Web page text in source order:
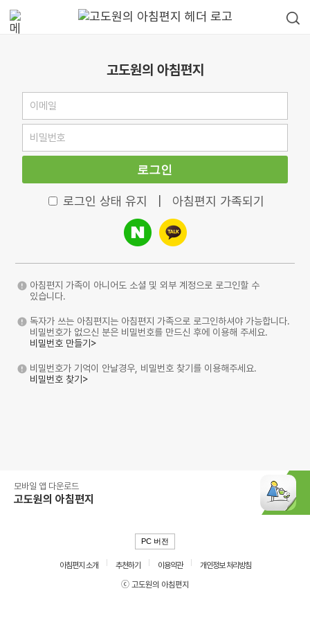
고도원의 아침편지
로그인
로그인 상태 유지 아침편지 가족되기
아침편지 가족이 아니어도 소셜 및 외부 계정으로 로그인할 수
있습니다.
독자가 쓰는 아침편지는 아침편지 가족으로 로그인하셔야 가능합니다.
비밀번호가 없으신 분은 비밀번호를 만드신 후에 이용해 주세요.
비밀번호 만들기>
비밀번호가 기억이 안날경우, 비밀번호 찾기를 이용해주세요.
비밀번호 찾기>
모바일 앱 다운로드
고도원의 아침편지
PC 버전
아침편지 소개 추천하기 이용약관
개인정보 처리방침
ⓒ 고도원의 아침편지